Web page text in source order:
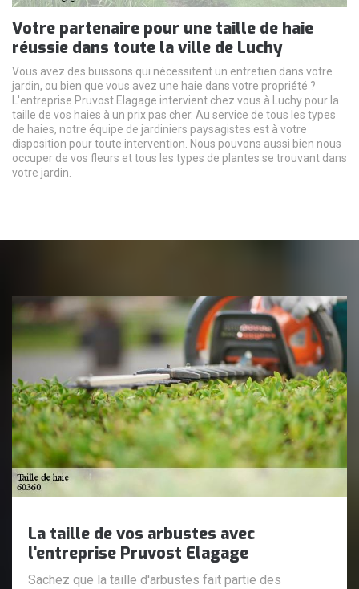
Votre partenaire pour une taille de haie
réussie dans toute la ville de Luchy
Vous avez des buissons qui nécessitent un entretien dans votre
jardin, ou bien que vous avez une haie dans votre propriété ?
L'entreprise Pruvost Elagage intervient chez vous à Luchy pour la
taille de vos haies à un prix pas cher. Au service de tous les types
de haies, notre équipe de jardiniers paysagistes est à votre
disposition pour toute intervention. Nous pouvons aussi bien nous
occuper de vos fleurs et tous les types de plantes se trouvant dans
votre jardin.
La taille de vos arbustes avec
l'entreprise Pruvost Elagage
Sachez que la taille d'arbustes fait partie des